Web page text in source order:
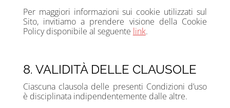
Per maggiori informazioni sui cookie utilizzati sul
Sito, invitiamo a prendere visione della Cookie
Policy disponibile al seguente link.
8. VALIDITÀ DELLE CLAUSOLE
Ciascuna clausola delle presenti Condizioni d’uso
è disciplinata indipendentemente dalle altre.